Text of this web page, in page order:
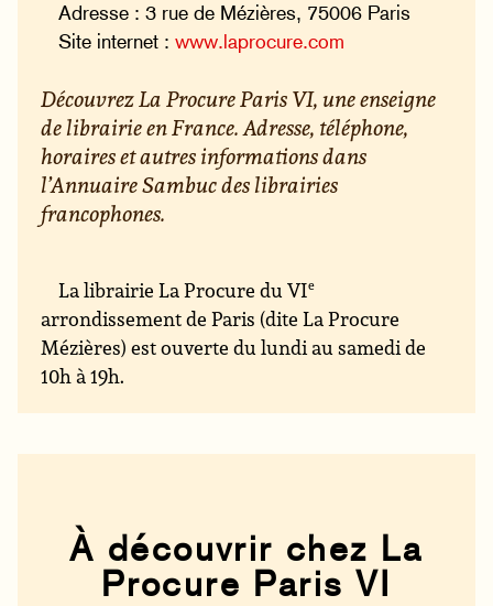
Adresse : 3 rue de Mézières, 75006 Paris
Site internet :www.laprocure.com
Découvrez La Procure Paris VI, une enseigne
de librairie en France. Adresse, téléphone,
horaires et autres informations dans
l’Annuaire Sambuc des librairies
francophones.
La librairie La Procure du VIe
arrondissement de Paris (dite La Procure
Mézières) est ouverte du lundi au samedi de
10h à 19h.
À découvrir chez La
Procure Paris VI